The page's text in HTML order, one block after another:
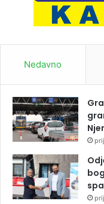
Nedavno